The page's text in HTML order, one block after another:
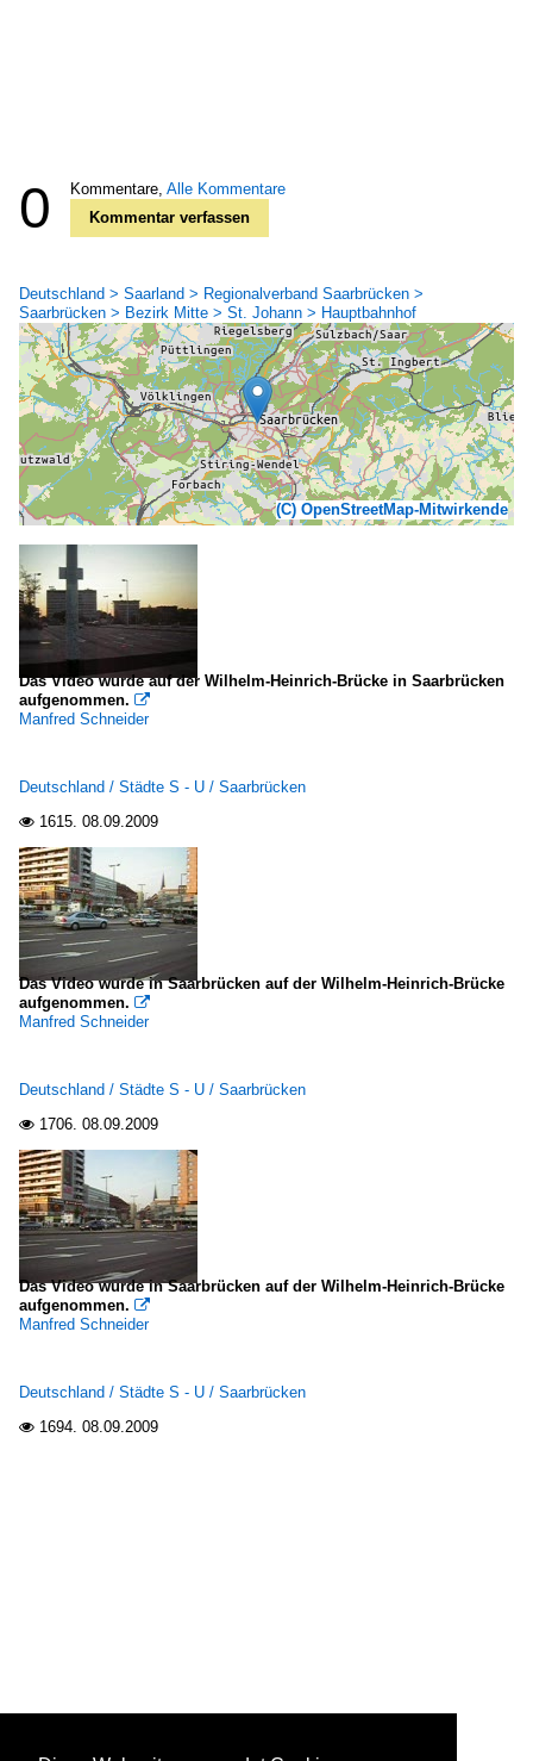
0 Kommentare, Alle Kommentare
Kommentar verfassen
Deutschland > Saarland > Regionalverband Saarbrücken >
Saarbrücken > Bezirk Mitte > St. Johann > Hauptbahnhof
(C) OpenStreetMap-Mitwirkende
Das Video wurde auf der Wilhelm-Heinrich-Brücke in Saarbrücken
aufgenommen. 
Manfred Schneider
Deutschland / Städte S - U / Saarbrücken
 1615. 08.09.2009
Das Video wurde in Saarbrücken auf der Wilhelm-Heinrich-Brücke
aufgenommen. 
Manfred Schneider
Deutschland / Städte S - U / Saarbrücken
 1706. 08.09.2009
Das Video wurde in Saarbrücken auf der Wilhelm-Heinrich-Brücke
aufgenommen. 
Manfred Schneider
Deutschland / Städte S - U / Saarbrücken
 1694. 08.09.2009